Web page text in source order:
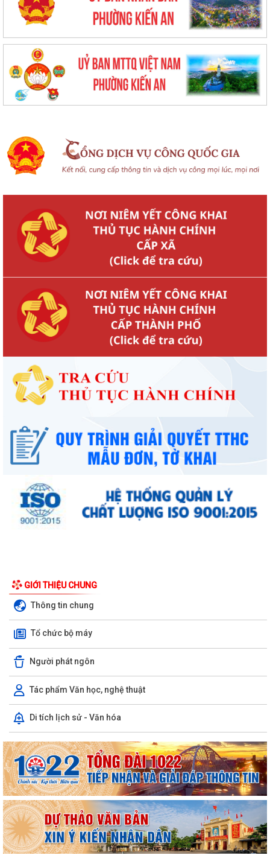
GIỚI THIỆU CHUNG
Thông tin chung
Tổ chức bộ máy
Người phát ngôn
Tác phẩm Văn học, nghệ thuật
Di tích lịch sử - Văn hóa
UBND phường triển khai công tác khám sức khoẻ định kỳ, khám sàng
lọc miễn phí cho người dân trên...
Ban đại diện Hội đồng quản trị Ngân hàng Chính sách xã hội phường
Kiến An tổ chức phiên họp giao...
TỪ NGÀY 08/8/2026: NHIỀU THỦ TỤC HÀNH CHÍNH TRỰC TUYẾN TẠI
Chi bộ trường Tiểu học Quang Trung kết nạp Đảng viên mới
Tổ Đại biểu số 05 HĐND thành phố tiếp xúc cử tri sau Kỳ họp thường lệ
giữa năm 2026 HĐND thành phố...
Hội nghị tập huấn công tác Đoàn và phong trào thanh thiếu nhi năm
2026
Công văn số: 20/CV-TYT của Trạm y tế phường v/v công khai số điện
thoại đường dây nóng tiếp nhận...
Lớp bồi dưỡng kiến thức An ninh phi truyền thống và Quản trị an ninh
phi truyền thống năm 2026